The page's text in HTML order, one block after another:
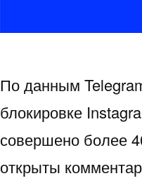
По данным
блокировке
совершено более
открыты